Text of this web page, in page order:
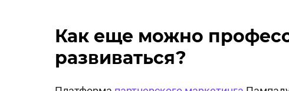
Как еще можно
развиваться?